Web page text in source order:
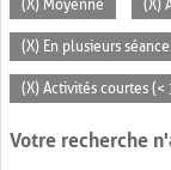
(X) Moyenne (X)
(X) En plusieurs
(X) Activités courtes (<
Votre recherche